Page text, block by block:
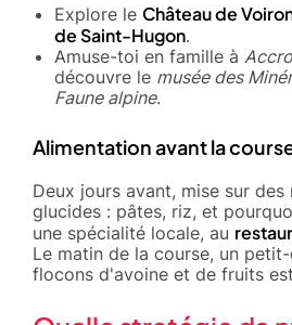
Explore le Château de
de Saint-Hugon.
Amuse-toi en famille à
découvre le musée des
Faune alpine.
Alimentation avant la
Deux jours avant, mise sur des
glucides : pâtes, riz, et
une spécialité locale, au
Le matin de la course, un
flocons d'avoine et de fruits